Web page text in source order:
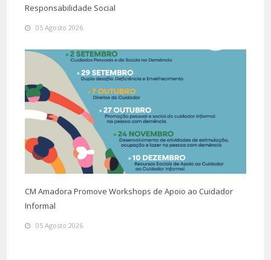
Responsabilidade Social
05 Agosto 2026
CM Amadora Promove Workshops de Apoio ao Cuidador
Informal
05 Agosto 2026